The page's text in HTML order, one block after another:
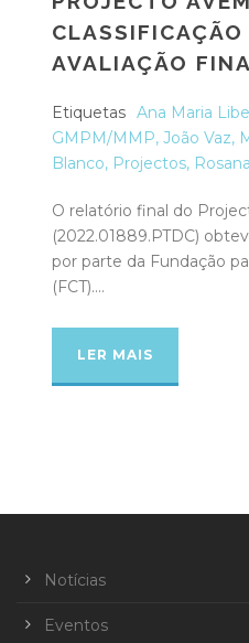
CLASSIFICAÇÃO
AVALIAÇÃO
Etiquetas Ana Maria
GMPM/MMP, João Vaz,
Blanco, Projectos,
O relatório final do
(2022.01889.PTDC)
por parte da Fundação
(FCT)....
LER MAIS
Notícias
Eventos